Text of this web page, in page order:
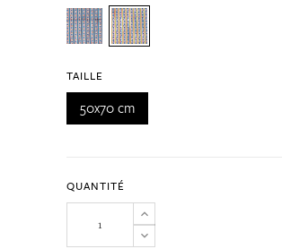
TAILLE
50x70 cm
QUANTITÉ